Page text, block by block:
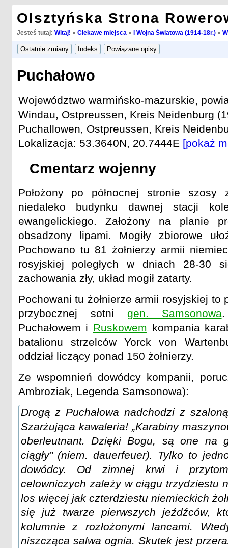
Olsztyńska Strona
Jesteś tutaj: Witaj! » Ciekawe miejsca » I Wojna Światowa (1914-18r.)»
Puchałowo
Województwo warmińsko-mazurskie,
Windau, Ostpreussen, Kreis Neidenburg
Puchallowen, Ostpreussen, Kreis
Lokalizacja: 53.3640N, 20.7444E [pokaż
Cmentarz wojenny
Położony po północnej stronie
niedaleko budynku dawnej stacji
ewangelickiego. Założony na planie
obsadzony lipami. Mogiły zbiorowe
Pochowano tu 81 żołnierzy armii
rosyjskiej poległych w dniach 28-30
zachowania zły, układ mogił zatarty.
Pochowani tu żołnierze armii rosyjskiej to
przybocznej sotni gen. Samsonowa.
Puchałowem i Ruskowem kompania
batalionu strzelców Yorck von
oddział liczący ponad 150 żołnierzy.
Ze wspomnień dowódcy kompanii,
Ambroziak, Legenda Samsonowa):
Drogą z Puchałowa nadchodzi z
Szarżująca kawaleria! „Karabiny
oberleutnant. Dzięki Bogu, są one na
ciągły” (niem. dauerfeuer). Tylko to
dowódcy. Od zimnej krwi i
celowniczych zależy w ciągu trzydziestu
los więcej jak czterdziestu niemieckich
się już twarze pierwszych jeźdźców,
kolumnie z rozłożonymi lancami.
niszcząca salwa ognia. Skutek jest